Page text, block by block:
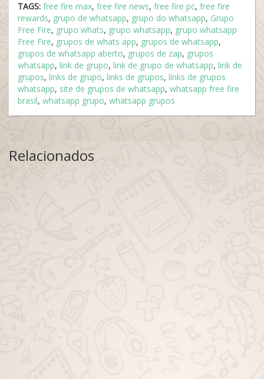
TAGS: free fire max, free fire news, free fire pc, free fire
rewards, grupo de whatsapp, grupo do whatsapp, Grupo
Free Fire, grupo whats, grupo whatsapp, grupo whatsapp
Free Fire, grupos de whats app, grupos de whatsapp,
grupos de whatsapp aberto, grupos de zap, grupos
whatsapp, link de grupo, link de grupo de whatsapp, link de
grupos, links de grupo, links de grupos, links de grupos
whatsapp, site de grupos de whatsapp, whatsapp free fire
brasil, whatsapp grupo, whatsapp grupos
Relacionados